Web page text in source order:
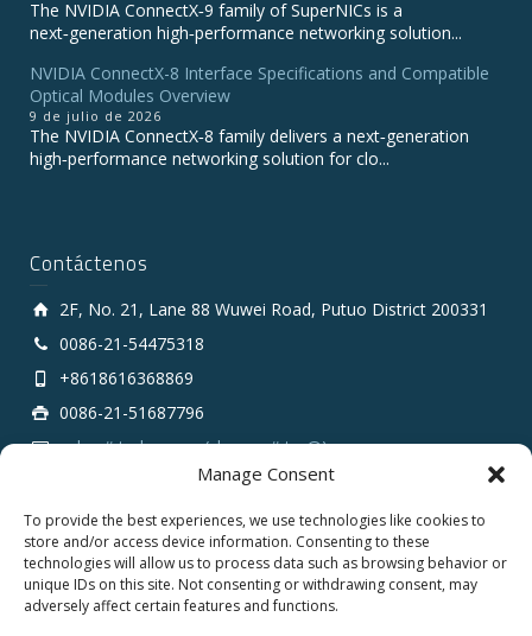
Manage Consent
To provide the best experiences, we use technologies like cookies to
store and/or access device information. Consenting to these
technologies will allow us to process data such as browsing behavior or
unique IDs on this site. Not consenting or withdrawing consent, may
adversely affect certain features and functions.
The NVIDIA ConnectX‑9 family of SuperNICs is a
next‑generation high‑performance networking solution...
NVIDIA ConnectX-8 Interface Specifications and Compatible
Optical Modules Overview
9 de julio de 2026
The NVIDIA ConnectX‑8 family delivers a next‑generation
high‑performance networking solution for clo...
Contáctenos
2F, No. 21, Lane 88 Wuwei Road, Putuo District 200331
0086-21-54475318
+8618616368869
0086-21-51687796
sales # tarluz.com (change # to @)
Copyright 2025 © SHANGHAI TARLUZ TELECOM TECH.